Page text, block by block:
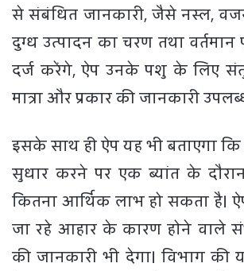
से संबंधित जानकारी, जैसे नस्ल,
दुग्ध उत्पादन का चरण तथा
दर्ज करेंगे, ऐप उनके पशु के लिए
मात्रा और प्रकार की जानकारी
इसके साथ ही ऐप यह भी बताएगा
सुधार करने पर एक ब्यांत के
कितना आर्थिक लाभ हो सकता है।
जा रहे आहार के कारण होने वाले
की जानकारी भी देगा। विभाग की